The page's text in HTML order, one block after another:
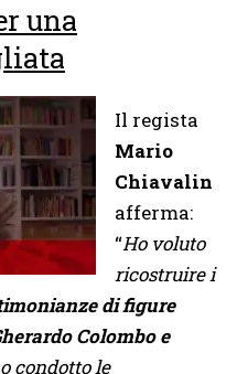
una
Il regista
Mario
Chiavalin
afferma:
“Ho voluto
ricostruire i
di figure
Colombo e
condotto le